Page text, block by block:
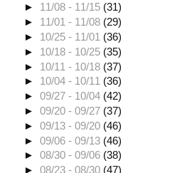
► 11/08 - 11/15 (31)
► 11/01 - 11/08 (29)
► 10/25 - 11/01 (36)
► 10/18 - 10/25 (35)
► 10/11 - 10/18 (37)
► 10/04 - 10/11 (36)
►09/27 - 10/04 (42)
►09/20 - 09/27 (37)
►09/13 - 09/20 (46)
►09/06 - 09/13 (46)
►08/30 - 09/06 (38)
►08/23 - 08/30 (47)